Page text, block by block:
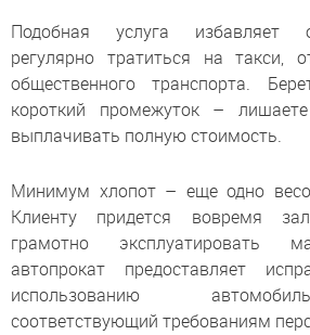
Подобная услуга избавляет
регулярно тратиться на такси,
общественного транспорта.
короткий промежуток –
выплачивать полную стоимость.
Минимум хлопот – еще одно
Клиенту придется вовремя
грамотно эксплуатировать
автопрокат предоставляет
использованию
соответствующий требованиям